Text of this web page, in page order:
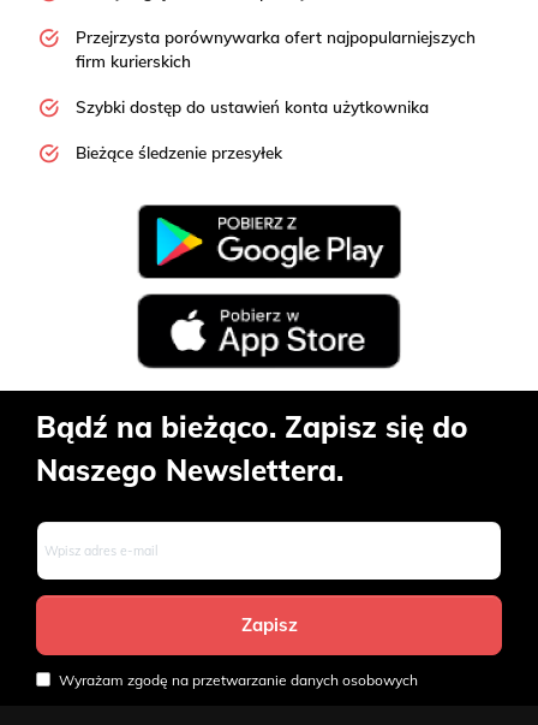
Przejrzysta porównywarka ofert najpopularniejszych
firm kurierskich
Szybki dostęp do ustawień konta użytkownika
Bieżące śledzenie przesyłek
Bądź na bieżąco. Zapisz się do
Naszego Newslettera.
Wyrażam zgodę na przetwarzanie danych osobowych